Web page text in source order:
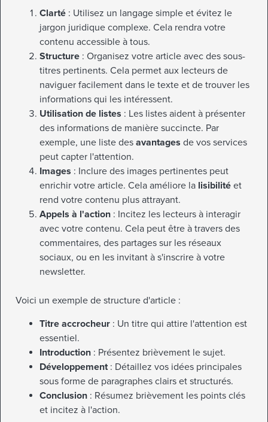
Clarté : Utilisez un langage simple et évitez le
jargon juridique complexe. Cela rendra votre
contenu accessible à tous.
Structure : Organisez votre article avec des sous-
titres pertinents. Cela permet aux lecteurs de
naviguer facilement dans le texte et de trouver les
informations qui les intéressent.
Utilisation de listes : Les listes aident à présenter
des informations de manière succincte. Par
exemple, une liste des avantages de vos services
peut capter l'attention.
Images : Inclure des images pertinentes peut
enrichir votre article. Cela améliore la lisibilité et
rend votre contenu plus attrayant.
Appels à l'action : Incitez les lecteurs à interagir
avec votre contenu. Cela peut être à travers des
commentaires, des partages sur les réseaux
sociaux, ou en les invitant à s'inscrire à votre
newsletter.
Voici un exemple de structure d'article :
Titre accrocheur : Un titre qui attire l'attention est
essentiel.
Introduction : Présentez brièvement le sujet.
Développement: Détaillez vos idées principales
sous forme de paragraphes clairs et structurés.
Conclusion : Résumez brièvement les points clés
et incitez à l'action.